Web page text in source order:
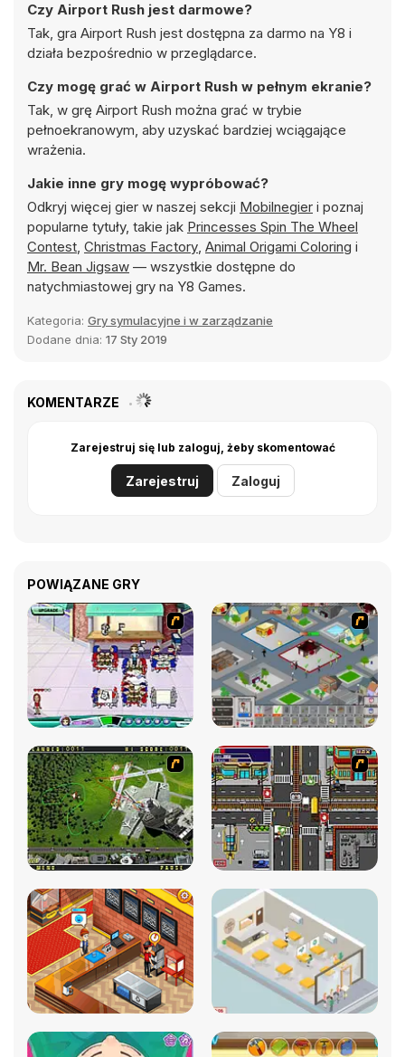
Czy Airport Rush jest darmowe?
Tak, gra Airport Rush jest dostępna za darmo na Y8 i
działa bezpośrednio w przeglądarce.
Czy mogę grać w Airport Rush w pełnym ekranie?
Tak, w grę Airport Rush można grać w trybie
pełnoekranowym, aby uzyskać bardziej wciągające
wrażenia.
Jakie inne gry mogę wypróbować?
Odkryj więcej gier w naszej sekcji Mobilnegier i poznaj
popularne tytuły, takie jak Princesses Spin The Wheel
Contest, Christmas Factory, Animal Origami Coloring i
Mr. Bean Jigsaw — wszystkie dostępne do
natychmiastowej gry na Y8 Games.
Kategoria: Gry symulacyjne i w zarządzanie
Dodane dnia: 17 Sty 2019
KOMENTARZE
Zarejestruj się lub zaloguj, żeby skomentować
Zarejestruj Zaloguj
POWIĄZANE GRY